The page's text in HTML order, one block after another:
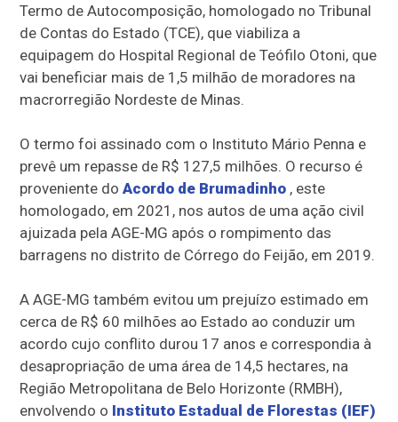
Termo de Autocomposição, homologado no Tribunal
de Contas do Estado (TCE), que viabiliza a
equipagem do Hospital Regional de Teófilo Otoni, que
vai beneficiar mais de 1,5 milhão de moradores na
macrorregião Nordeste de Minas.
O termo foi assinado com o Instituto Mário Penna e
prevê um repasse de R$ 127,5 milhões. O recurso é
proveniente doAcordo de Brumadinho , este
homologado, em 2021, nos autos de uma ação civil
ajuizada pela AGE-MG após o rompimento das
barragens no distrito de Córrego do Feijão, em 2019.
A AGE-MG também evitou um prejuízo estimado em
cerca de R$ 60 milhões ao Estado ao conduzir um
acordo cujo conflito durou 17 anos e correspondia à
desapropriação de uma área de 14,5 hectares, na
Região Metropolitana de Belo Horizonte (RMBH),
envolvendo o Instituto Estadual de Florestas (IEF)